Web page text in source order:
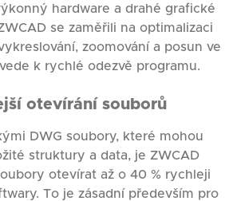
hardware a drahé grafické
se zaměřili na optimalizaci
zoomování a posun ve
k rychlé odezvě programu.
otevírání souborů
DWG soubory, které mohou
struktury a data, je ZWCAD
otevírat až o 40 % rychleji
To je zásadní především pro